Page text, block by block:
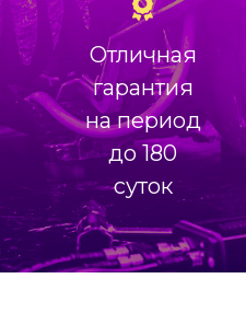
Отличная
гарантия
на период
до 180
суток